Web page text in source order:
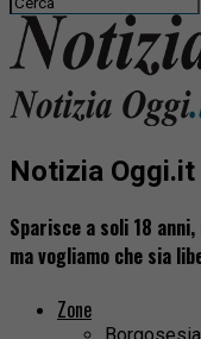
Notizia Oggi.it
Sparisce a soli 18
ma vogliamo che sia
Zone